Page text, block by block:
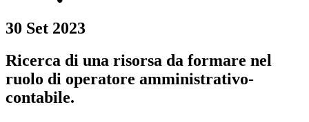
30 Set 2023
Ricerca di una risorsa da formare nel
ruolo di operatore amministrativo-
contabile.